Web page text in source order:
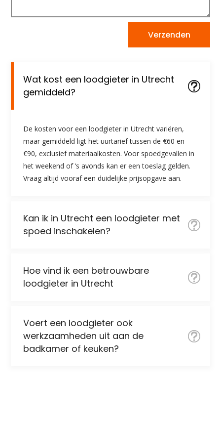
Verzenden
Wat kost een loodgieter in Utrecht
gemiddeld?
De kosten voor een loodgieter in Utrecht variëren,
maar gemiddeld ligt het uurtarief tussen de €60 en
€90, exclusief materiaalkosten. Voor spoedgevallen in
het weekend of ’s avonds kan er een toeslag gelden.
Vraag altijd vooraf een duidelijke prijsopgave aan.
Kan ik in Utrecht een loodgieter met
spoed inschakelen?
Hoe vind ik een betrouwbare
loodgieter in Utrecht
Voert een loodgieter ook
werkzaamheden uit aan de
badkamer of keuken?